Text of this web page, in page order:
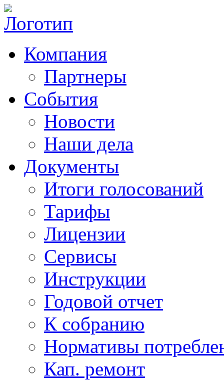
Компания
Партнеры
События
Новости
Наши дела
Документы
Итоги голосований
Тарифы
Лицензии
Сервисы
Инструкции
Годовой отчет
К собранию
Нормативы
Кап. ремонт